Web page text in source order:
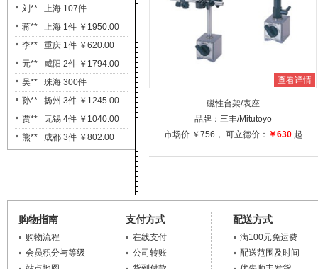
刘** 上海 107件
￥2949.70
蒋** 上海 1件 ￥1950.00
李** 重庆 1件 ￥620.00
元** 咸阳 2件 ￥1794.00
吴** 珠海 300件
￥20940.03
孙** 扬州 3件 ￥1245.00
贾** 无锡 4件 ￥1040.00
熊** 成都 3件 ￥802.00
张** 常州 14件 ￥2279.00
陈** 苏州 1件 ￥1350.00
徐** 济宁 1件 ￥515.00
彭** 东莞 3件 ￥1430.00
查看详情
磁性台架/表座
品牌： 三丰/Mitutoyo
市场价 ￥756 ， 可立德价： ￥630起
购物指南
购物流程
会员积分与等级
支付方式
在线支付
公司转账
配送方式
满100元免运费
配送范围及时间